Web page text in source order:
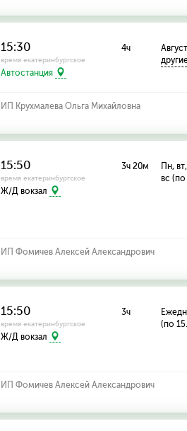
15:30
время екатеринбургское
Автостанция
4ч
ИП Крухмалева Ольга Михайловна
15:50
время екатеринбургское
Ж/Д вокзал
3ч 20м
Пн,
вс
ИП Фомичев Алексей Александрович
15:50
время екатеринбургское
Ж/Д вокзал
3ч
(по
ИП Фомичев Алексей Александрович